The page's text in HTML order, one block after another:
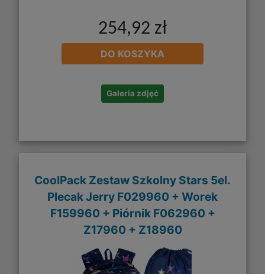
254,92 zł
DO KOSZYKA
Galeria zdjęć
CoolPack Zestaw Szkolny Stars 5el.
Plecak Jerry F029960 + Worek
F159960 + Piórnik F062960 +
Z17960 + Z18960